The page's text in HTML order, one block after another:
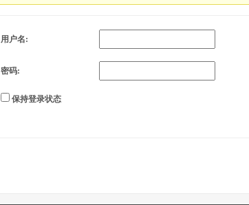
用户名:
密码:
保持登录状态